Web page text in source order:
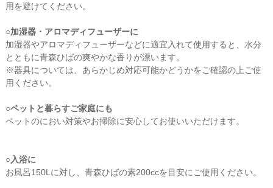
用を避けてください。
○加湿器・アロマディフューザーに
加湿器やアロマディフューザーなどに適宜入れて使用すると、水分
とともに青森ひばの爽やかな香りが漂います。
※器具については、あらかじめ対応可能かどうかをご確認の上ご使
用ください。
○ペットと暮らすご家庭にも
ペットのにおい対策やお掃除に安心してお使いいただけます。
○入浴に
お風呂150Lに対し、青森ひばの素200ccを目安にご使用ください。